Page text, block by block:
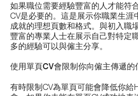
如果職位需要經驗豐富的人才能符
CV是必要的。這是展示你職業生涯
成就的理想頁數和格式。與初入職
豐富的專業人士在展示自己對特定
多的經驗可以與僱主分享。
使用單頁CV會限制你向僱主傳遞的
有時限制CV為單頁可能會降低你給